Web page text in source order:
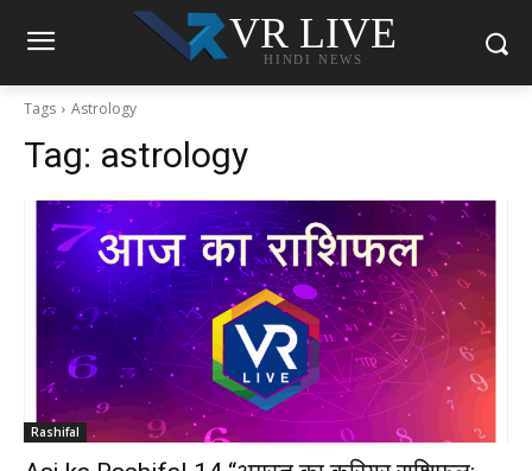
VR LIVE
HINDI NEWS
Tags Astrology
Tag: astrology
Rashifal